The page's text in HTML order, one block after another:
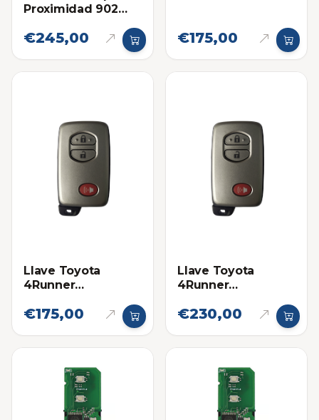
Proximidad 902
Original 2016-2019
€245,00 €175,00
Llave Toyota
4Runner
€175,00
Llave Toyota
4Runner
Eléctronica original
€230,00